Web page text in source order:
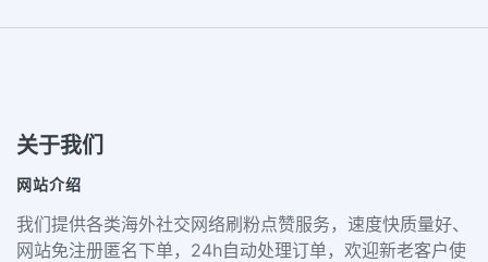
关于我们
网站介绍
我们提供各类海外社交网络刷粉点赞服务，速度快质量好、
网站免注册匿名下单，24h自动处理订单，欢迎新老客户使